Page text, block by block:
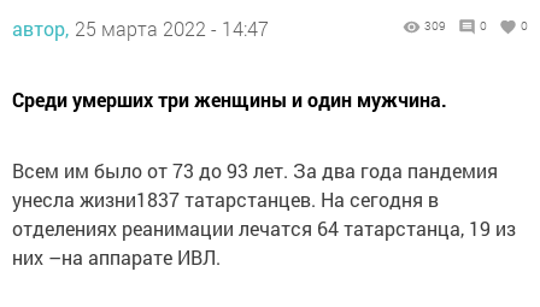
автор, 25 марта 2022 - 14:47 309 0 0
Среди умерших три женщины и один мужчина.
Всем им было от 73 до 93 лет. За два года пандемия
унесла жизни1837 татарстанцев. На сегодня в
отделениях реанимации лечатся 64 татарстанца, 19 из
них –на аппарате ИВЛ.